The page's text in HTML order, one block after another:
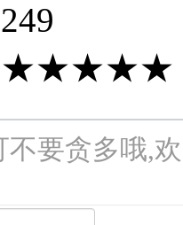
249
★★★★★
不要贪多哦,